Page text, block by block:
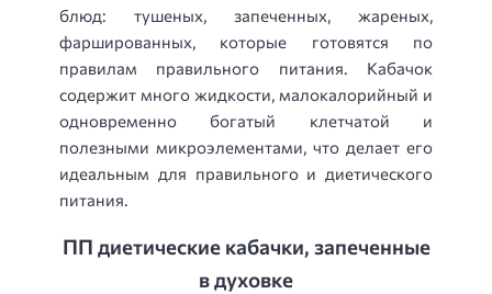
блюд: тушеных, запеченных, жареных,
фаршированных, которые готовятся по
правилам правильного питания. Кабачок
содержит много жидкости, малокалорийный и
одновременно богатый клетчатой и
полезными микроэлементами, что делает его
идеальным для правильного и диетического
питания.
ПП диетические кабачки, запеченные
в духовке